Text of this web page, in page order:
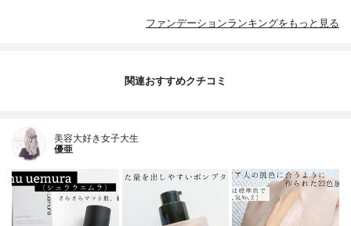
ファンデーションランキングをもっと見る
関連おすすめクチコミ
美容大好き女子大生
優亜